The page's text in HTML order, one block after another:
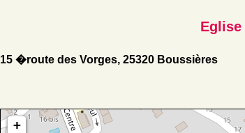
15 �route des Vorges, 25320 Boussières
+